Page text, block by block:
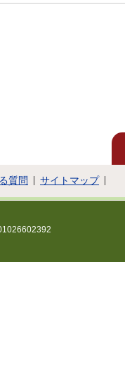
質問 サイトマップ